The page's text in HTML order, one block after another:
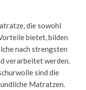
die sowohl
bietet, bilden
nach strengsten
verarbeitet werden.
sind die
Matratzen.